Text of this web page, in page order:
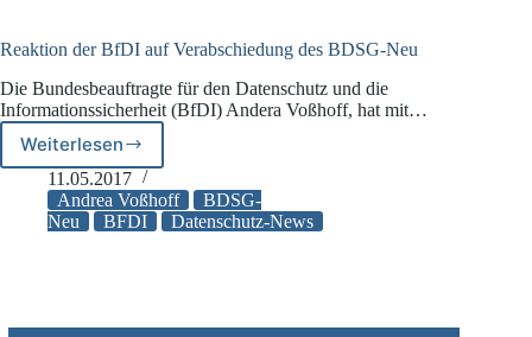
Reaktion der BfDI auf Verabschiedung des BDSG-Neu
Die Bundesbeauftragte für den Datenschutz und die
Informationssicherheit (BfDI) Andera Voßhoff, hat mit…
Weiterlesen
Reaktion
der
BfDI
auf
11.05.2017
Andrea Voßhoff
BDSG-
Neu
BFDI Datenschutz-News